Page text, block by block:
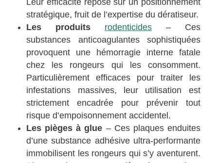
stratégique, fruit de l’expertise du dératiseur.
Les produits rodenticides – Ces
substances anticoagulantes sophistiquées
provoquent une hémorragie interne fatale
chez les rongeurs qui les consomment.
Particulièrement efficaces pour traiter les
infestations massives, leur utilisation est
strictement encadrée pour prévenir tout
risque d’empoisonnement accidentel.
Les pièges à glue – Ces plaques enduites
d’une substance adhésive ultra-performante
immobilisent les rongeurs qui s’y aventurent.